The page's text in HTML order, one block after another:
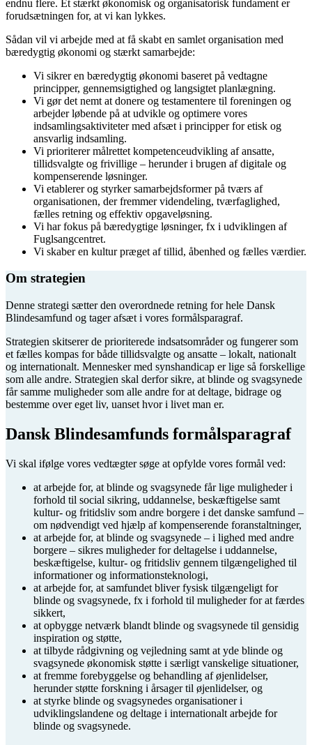
endnu flere. Et stærkt økonomisk og organisatorisk fundament er
forudsætningen for, at vi kan lykkes.
Sådan vil vi arbejde med at få skabt en samlet organisation med
bæredygtig økonomi og stærkt samarbejde:
Vi sikrer en bæredygtig økonomi baseret på vedtagne
principper, gennemsigtighed og langsigtet planlægning.
Vi gør det nemt at donere og testamentere til foreningen og
arbejder løbende på at udvikle og optimere vores
indsamlingsaktiviteter med afsæt i principper for etisk og
ansvarlig indsamling.
Vi prioriterer målrettet kompetenceudvikling af ansatte,
tillidsvalgte og frivillige – herunder i brugen af digitale og
kompenserende løsninger.
Vi etablerer og styrker samarbejdsformer på tværs af
organisationen, der fremmer videndeling, tværfaglighed,
fælles retning og effektiv opgaveløsning.
Vi har fokus på bæredygtige løsninger, fx i udviklingen af
Fuglsangcentret.
Vi skaber en kultur præget af tillid, åbenhed og fælles værdier.
Om strategien
Denne strategi sætter den overordnede retning for hele Dansk
Blindesamfund og tager afsæt i vores formålsparagraf.
Strategien skitserer de prioriterede indsatsområder og fungerer som
et fælles kompas for både tillidsvalgte og ansatte – lokalt, nationalt
og internationalt. Mennesker med synshandicap er lige så forskellige
som alle andre. Strategien skal derfor sikre, at blinde og svagsynede
får samme muligheder som alle andre for at deltage, bidrage og
bestemme over eget liv, uanset hvor i livet man er.
Dansk Blindesamfunds formålsparagraf
Vi skal ifølge vores vedtægter søge at opfylde vores formål ved:
at arbejde for, at blinde og svagsynede får lige muligheder i
forhold til social sikring, uddannelse, beskæftigelse samt
kultur- og fritidsliv som andre borgere i det danske samfund –
om nødvendigt ved hjælp af kompenserende foranstaltninger,
at arbejde for, at blinde og svagsynede – i lighed med andre
borgere – sikres muligheder for deltagelse i uddannelse,
beskæftigelse, kultur- og fritidsliv gennem tilgængelighed til
informationer og informationsteknologi,
at arbejde for, at samfundet bliver fysisk tilgængeligt for
blinde og svagsynede, fx i forhold til muligheder for at færdes
sikkert,
at opbygge netværk blandt blinde og svagsynede til gensidig
inspiration og støtte,
at tilbyde rådgivning og vejledning samt at yde blinde og
svagsynede økonomisk støtte i særligt vanskelige situationer,
at fremme forebyggelse og behandling af øjenlidelser,
herunder støtte forskning i årsager til øjenlidelser, og
at styrke blinde og svagsynedes organisationer i
udviklingslandene og deltage i internationalt arbejde for
blinde og svagsynede.